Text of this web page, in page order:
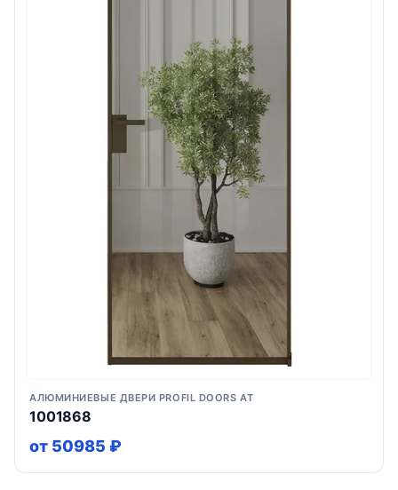
АЛЮМИНИЕВЫЕ ДВЕРИ PROFIL DOORS AT
1001868
от 50985 ₽